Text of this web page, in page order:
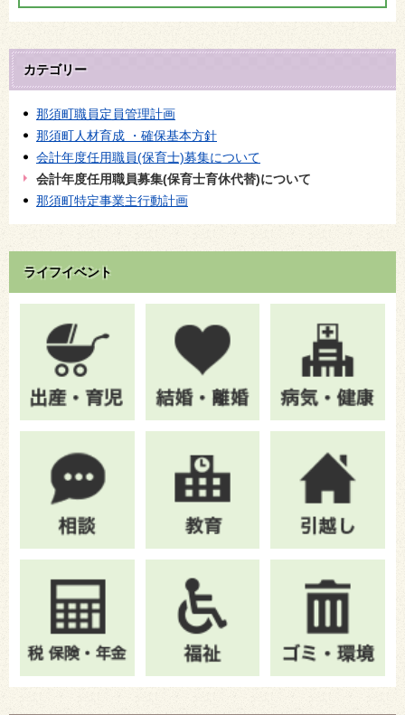
カテゴリー
那須町職員定員管理計画
那須町人材育成 ・確保基本方針
会計年度任用職員(保育士)募集について
会計年度任用職員募集(保育士育休代替)について
那須町特定事業主行動計画
ライフイベント